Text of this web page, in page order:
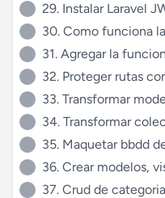
29. Instalar Laravel
30. Como funciona
31. Agregar la
32. Proteger rutas
33. Transformar
34. Transformar
35. Maquetar bbdd
36. Crear modelos,
37. Crud de